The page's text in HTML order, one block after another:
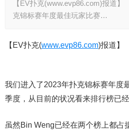
【EV扑克(www.evp86.com)报道
克锦标赛年度最佳玩家比赛…
【EV扑克(www.evp86.com)报道】
我们进入了2023年扑克锦标赛年度
季度，从目前的状况看来排行榜已
虽然Bin Weng已经在两个榜上都占